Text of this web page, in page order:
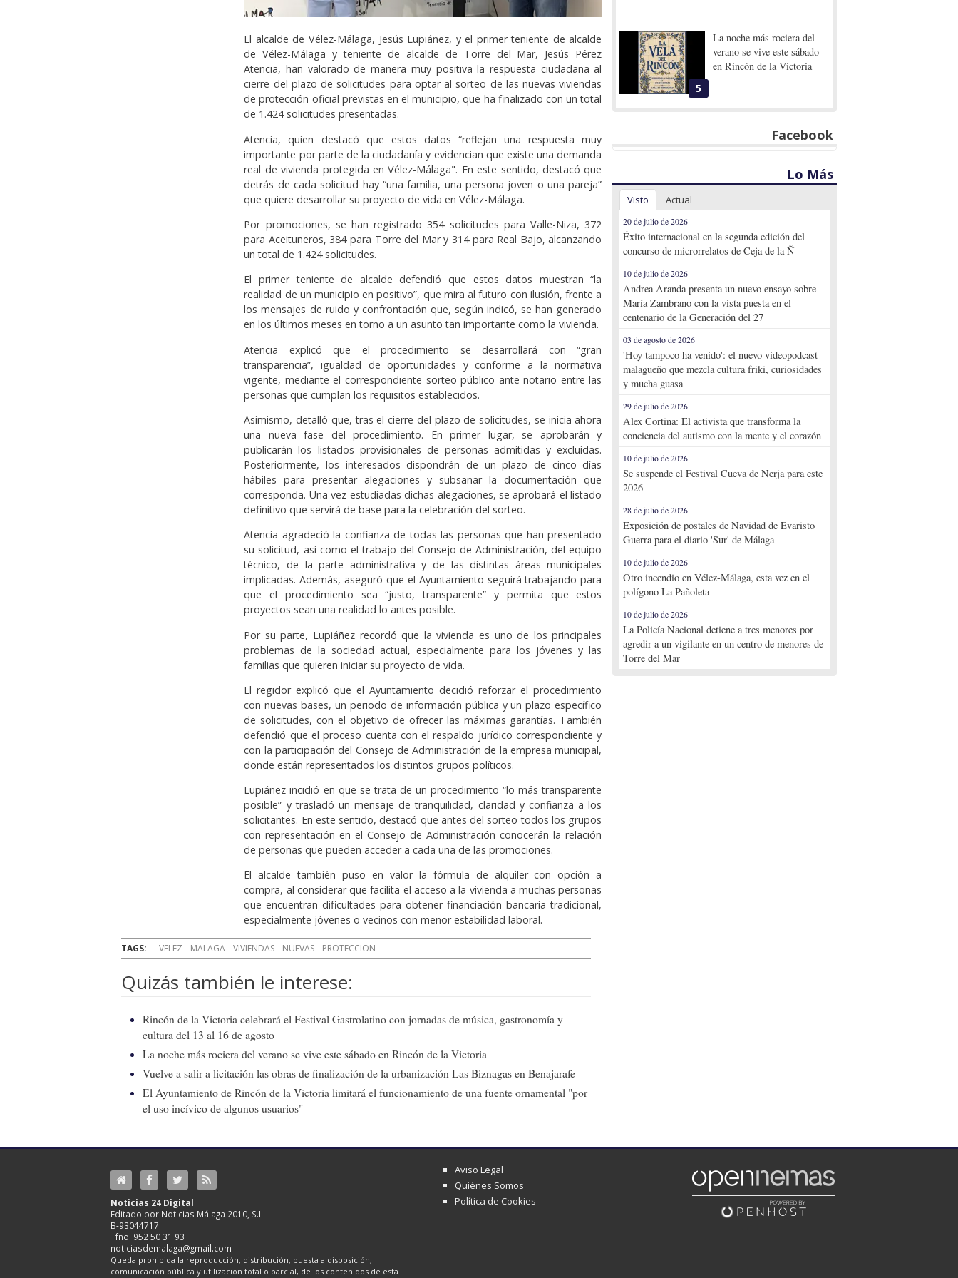
El alcalde de Vélez-Málaga, Jesús Lupiáñez, y el primer teniente de alcalde
de Vélez-Málaga y teniente de alcalde de Torre del Mar, Jesús Pérez
Atencia, han valorado de manera muy positiva la respuesta ciudadana al
cierre del plazo de solicitudes para optar al sorteo de las nuevas viviendas
de protección oficial previstas en el municipio, que ha finalizado con un total
de 1.424 solicitudes presentadas.
Atencia, quien destacó que estos datos “reflejan una respuesta muy
importante por parte de la ciudadanía y evidencian que existe una demanda
real de vivienda protegida en Vélez-Málaga". En este sentido, destacó que
detrás de cada solicitud hay “una familia, una persona joven o una pareja”
que quiere desarrollar su proyecto de vida en Vélez-Málaga.
Por promociones, se han registrado 354 solicitudes para Valle-Niza, 372
para Aceituneros, 384 para Torre del Mar y 314 para Real Bajo, alcanzando
un total de 1.424 solicitudes.
El primer teniente de alcalde defendió que estos datos muestran “la
realidad de un municipio en positivo”, que mira al futuro con ilusión, frente a
los mensajes de ruido y confrontación que, según indicó, se han generado
en los últimos meses en torno a un asunto tan importante como la vivienda.
Atencia explicó que el procedimiento se desarrollará con “gran
transparencia”, igualdad de oportunidades y conforme a la normativa
vigente, mediante el correspondiente sorteo público ante notario entre las
personas que cumplan los requisitos establecidos.
Asimismo, detalló que, tras el cierre del plazo de solicitudes, se inicia ahora
una nueva fase del procedimiento. En primer lugar, se aprobarán y
publicarán los listados provisionales de personas admitidas y excluidas.
Posteriormente, los interesados dispondrán de un plazo de cinco días
hábiles para presentar alegaciones y subsanar la documentación que
corresponda. Una vez estudiadas dichas alegaciones, se aprobará el listado
definitivo que servirá de base para la celebración del sorteo.
Atencia agradeció la confianza de todas las personas que han presentado
su solicitud, así como el trabajo del Consejo de Administración, del equipo
técnico, de la parte administrativa y de las distintas áreas municipales
implicadas. Además, aseguró que el Ayuntamiento seguirá trabajando para
que el procedimiento sea “justo, transparente” y permita que estos
proyectos sean una realidad lo antes posible.
Por su parte, Lupiáñez recordó que la vivienda es uno de los principales
problemas de la sociedad actual, especialmente para los jóvenes y las
familias que quieren iniciar su proyecto de vida.
El regidor explicó que el Ayuntamiento decidió reforzar el procedimiento
con nuevas bases, un periodo de información pública y un plazo específico
de solicitudes, con el objetivo de ofrecer las máximas garantías. También
defendió que el proceso cuenta con el respaldo jurídico correspondiente y
con la participación del Consejo de Administración de la empresa municipal,
donde están representados los distintos grupos políticos.
Lupiáñez incidió en que se trata de un procedimiento “lo más transparente
posible” y trasladó un mensaje de tranquilidad, claridad y confianza a los
solicitantes. En este sentido, destacó que antes del sorteo todos los grupos
con representación en el Consejo de Administración conocerán la relación
de personas que pueden acceder a cada una de las promociones.
El alcalde también puso en valor la fórmula de alquiler con opción a
compra, al considerar que facilita el acceso a la vivienda a muchas personas
que encuentran dificultades para obtener financiación bancaria tradicional,
especialmente jóvenes o vecinos con menor estabilidad laboral.
TAGS: VELEZ MALAGA VIVIENDAS NUEVAS PROTECCION
Quizás también le interese:
Rincón de la Victoria celebrará el Festival Gastrolatino con jornadas de música, gastronomía y
cultura del 13 al 16 de agosto
La noche más rociera del verano se vive este sábado en Rincón de la Victoria
Vuelve a salir a licitación las obras de finalización de la urbanización Las Biznagas en Benajarafe
El Ayuntamiento de Rincón de la Victoria limitará el funcionamiento de una fuente ornamental "por
el uso incívico de algunos usuarios"
5
La noche más rociera del
verano se vive este sábado
en Rincón de la Victoria
Facebook
Lo Más
Visto Actual
20 de julio de 2026
Éxito internacional en la segunda edición del
concurso de microrrelatos de Ceja de la Ñ
10 de julio de 2026
Andrea Aranda presenta un nuevo ensayo sobre
María Zambrano con la vista puesta en el
centenario de la Generación del 27
03 de agosto de 2026
'Hoy tampoco ha venido': el nuevo videopodcast
malagueño que mezcla cultura friki, curiosidades
y mucha guasa
29 de julio de 2026
Alex Cortina: El activista que transforma la
conciencia del autismo con la mente y el corazón
10 de julio de 2026
Se suspende el Festival Cueva de Nerja para este
2026
28 de julio de 2026
Exposición de postales de Navidad de Evaristo
Guerra para el diario 'Sur' de Málaga
10 de julio de 2026
Otro incendio en Vélez-Málaga, esta vez en el
polígono La Pañoleta
10 de julio de 2026
La Policía Nacional detiene a tres menores por
agredir a un vigilante en un centro de menores de
Torre del Mar
Noticias 24 Digital
Editado por Noticias Málaga 2010, S.L.
B-93044717
Tfno. 952 50 31 93
noticiasdemalaga@gmail.com
Queda prohibida la reproducción, distribución, puesta a disposición,
comunicación pública y utilización total o parcial, de los contenidos de esta
Aviso Legal
Quiénes Somos
Política de Cookies